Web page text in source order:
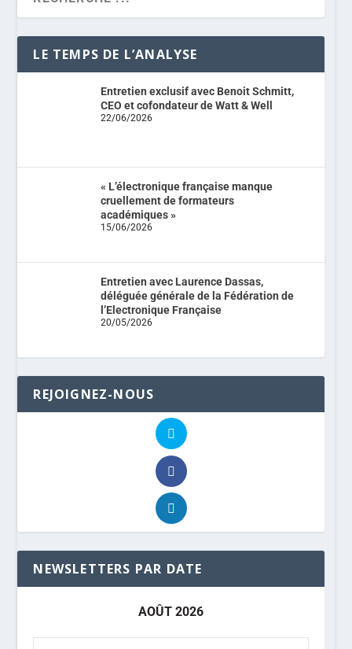
LE TEMPS DE L’ANALYSE
Entretien exclusif avec Benoit Schmitt,
CEO et cofondateur de Watt & Well
22/06/2026
« L’électronique française manque
cruellement de formateurs
académiques »
15/06/2026
Entretien avec Laurence Dassas,
déléguée générale de la Fédération de
l’Electronique Française
20/05/2026
REJOIGNEZ-NOUS
NEWSLETTERS PAR DATE
AOÛT 2026